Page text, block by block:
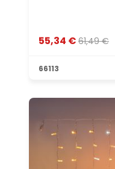
55,34 € 61,49 €
66113